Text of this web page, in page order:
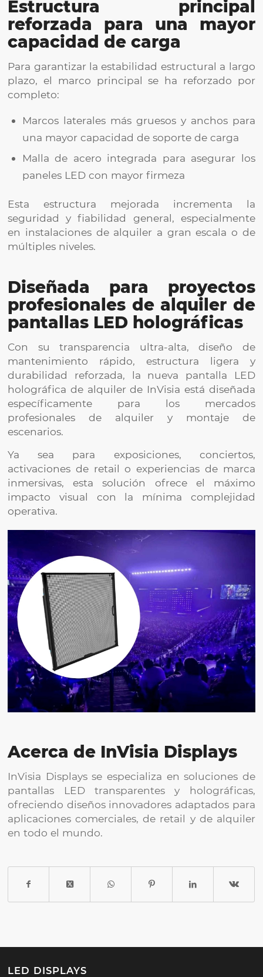
Estructura principal
reforzada para una mayor
capacidad de carga
Para garantizar la estabilidad estructural a largo
plazo, el marco principal se ha reforzado por
completo:
Marcos laterales más gruesos y anchos para
una mayor capacidad de soporte de carga
Malla de acero integrada para asegurar los
paneles LED con mayor firmeza
Esta estructura mejorada incrementa la
seguridad y fiabilidad general, especialmente
en instalaciones de alquiler a gran escala o de
múltiples niveles.
Diseñada para proyectos
profesionales de alquiler de
pantallas LED holográficas
Con su transparencia ultra-alta, diseño de
mantenimiento rápido, estructura ligera y
durabilidad reforzada, la nueva pantalla LED
holográfica de alquiler de InVisia está diseñada
específicamente para los mercados
profesionales de alquiler y montaje de
escenarios.
Ya sea para exposiciones, conciertos,
activaciones de retail o experiencias de marca
inmersivas, esta solución ofrece el máximo
impacto visual con la mínima complejidad
operativa.
Acerca de InVisia Displays
InVisia Displays se especializa en soluciones de
pantallas LED transparentes y holográficas,
ofreciendo diseños innovadores adaptados para
aplicaciones comerciales, de retail y de alquiler
en todo el mundo.
LED DISPLAYS